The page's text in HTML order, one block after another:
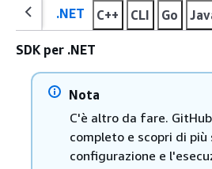
.NET C++ CLI Go
SDK per .NET
Nota
C'è altro da fare.
completo e scopri di più
configurazione e